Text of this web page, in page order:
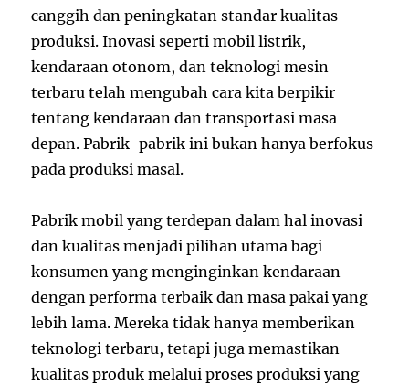
canggih dan peningkatan standar kualitas
produksi. Inovasi seperti mobil listrik,
kendaraan otonom, dan teknologi mesin
terbaru telah mengubah cara kita berpikir
tentang kendaraan dan transportasi masa
depan. Pabrik-pabrik ini bukan hanya berfokus
pada produksi masal.
Pabrik mobil yang terdepan dalam hal inovasi
dan kualitas menjadi pilihan utama bagi
konsumen yang menginginkan kendaraan
dengan performa terbaik dan masa pakai yang
lebih lama. Mereka tidak hanya memberikan
teknologi terbaru, tetapi juga memastikan
kualitas produk melalui proses produksi yang